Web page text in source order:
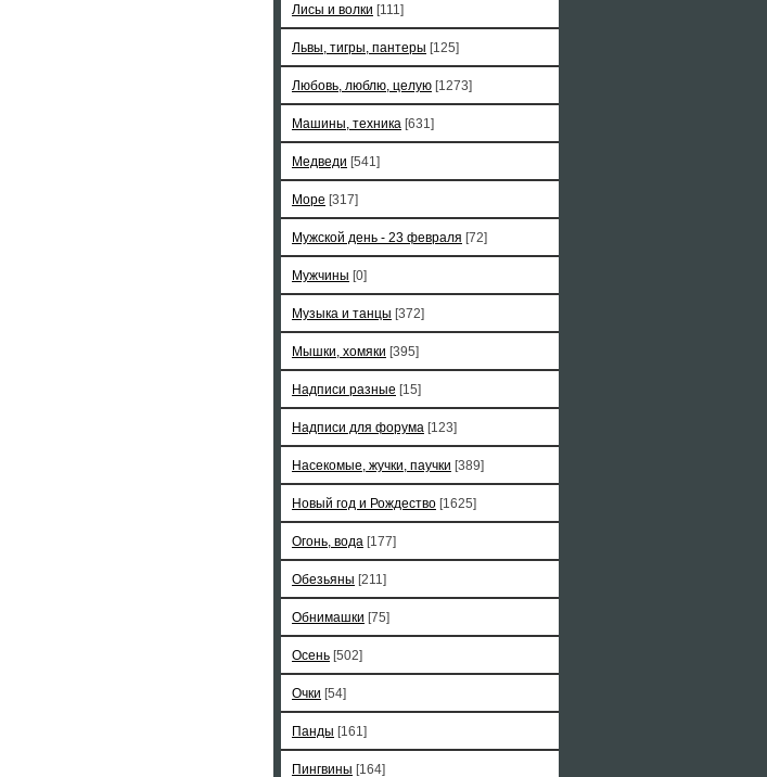
Лисы и волки [111]
Львы, тигры, пантеры [125]
Любовь, люблю, целую [1273]
Машины, техника [631]
Медведи [541]
Море [317]
Мужской день - 23 февраля [72]
Мужчины [0]
Музыка и танцы [372]
Мышки, хомяки [395]
Надписи разные [15]
Надписи для форума [123]
Насекомые, жучки, паучки [389]
Новый год и Рождество [1625]
Огонь, вода [177]
Обезьяны [211]
Обнимашки [75]
Осень [502]
Очки [54]
Панды [161]
Пингвины [164]